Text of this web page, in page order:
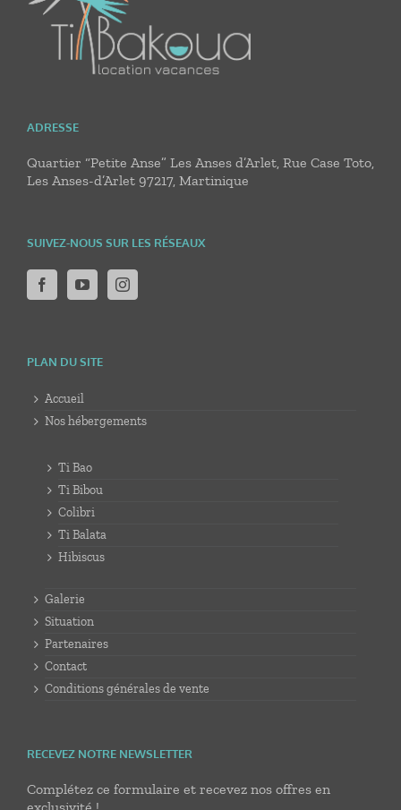
ADRESSE
Quartier “Petite Anse” Les Anses d’Arlet, Rue Case Toto,
Les Anses-d’Arlet 97217, Martinique
SUIVEZ-NOUS SUR LES RÉSEAUX
PLAN DU SITE
Accueil
Nos hébergements
Ti Bao
Ti Bibou
Colibri
Ti Balata
Hibiscus
Galerie
Situation
Partenaires
Contact
Conditions générales de vente
RECEVEZ NOTRE NEWSLETTER
Complétez ce formulaire et recevez nos offres en
exclusivité !